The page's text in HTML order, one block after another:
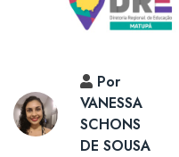
Por
VANESSA
SCHONS
DE SOUSA